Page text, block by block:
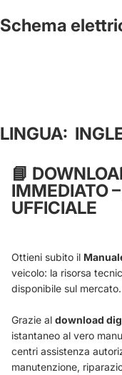
Schema
LINGUA:
📘
IMMEDIATO
UFFICIALE
Ottieni subito il
veicolo: la risorsa
disponibile sul mercato.
Grazie al download
istantaneo al vero
centri assistenza
manutenzione,